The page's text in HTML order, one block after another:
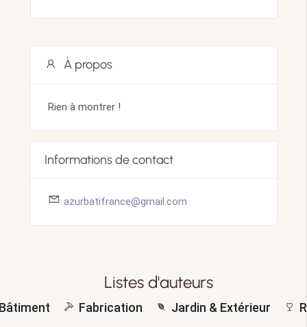
À propos
Rien à montrer !
Informations de contact
azurbatifrance@gmail.com
Listes d'auteurs
Fabrication Jardin & Extérieur